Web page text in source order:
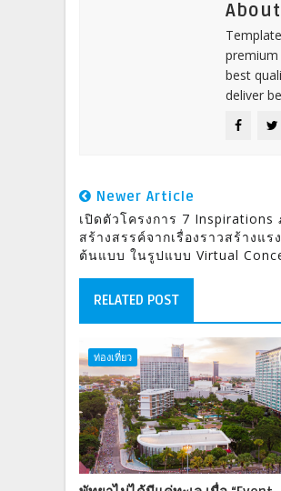
best
deliver
Newer Article
เปิดตัวโครงการ 7
สร้างสรรค์จากเรื่องราวสร้างแ
ต้นแบบ ในรูปแบบ Virtual
RELATED POST
ท่องเที่ยว